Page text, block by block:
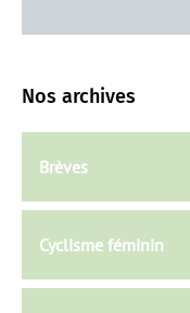
Nos archives
Brèves
Cyclisme féminin